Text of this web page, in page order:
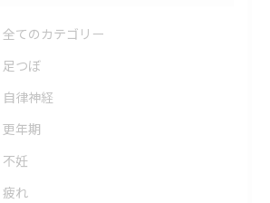
全てのカテゴリー
足つぼ
自律神経
更年期
不妊
疲れ